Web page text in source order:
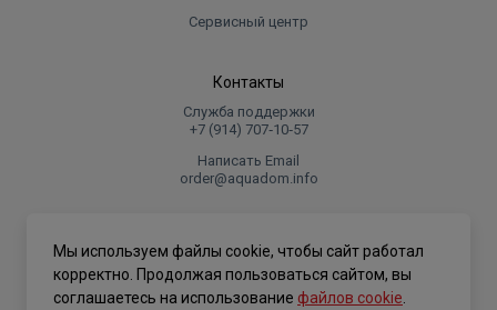
Сервисный центр
Контакты
Служба поддержки
+7 (914) 707‑10‑57
Написать Email
order@aquadom.info
.
Мы используем файлы cookie, чтобы сайт работал
корректно. Продолжая пользоваться сайтом, вы
соглашаетесь на использование файлов cookie